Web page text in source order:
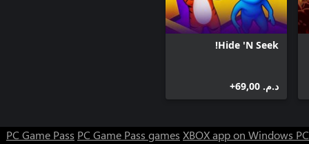
Hide 'N Seek!
د.م.‏ 69,00+
PC Game Pass PC Game Pass games XBOX app on Windows PC